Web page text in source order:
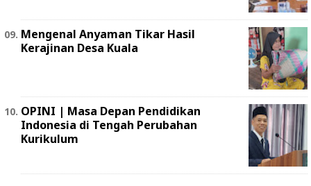
Mengenal Anyaman Tikar Hasil
Kerajinan Desa Kuala
OPINI | Masa Depan Pendidikan
Indonesia di Tengah Perubahan
Kurikulum